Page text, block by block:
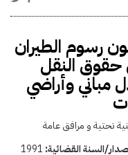
رسوم الطيران
حقوق النقل
مباني وأراضي
تحتية و مرافق عامة
السنة القضائية: 1991